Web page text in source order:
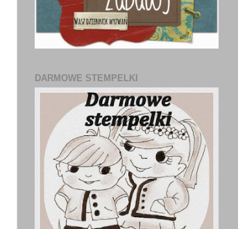
DARMOWE STEMPELKI